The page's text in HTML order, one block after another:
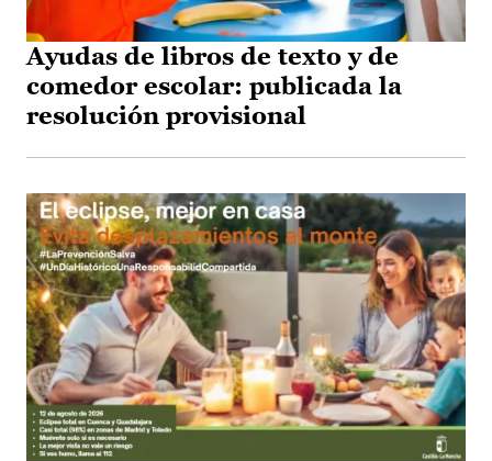
Ayudas de libros de texto y de
comedor escolar: publicada la
resolución provisional